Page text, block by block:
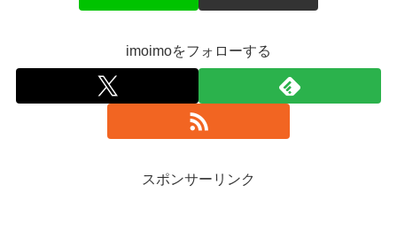
imoimoをフォローする
スポンサーリンク